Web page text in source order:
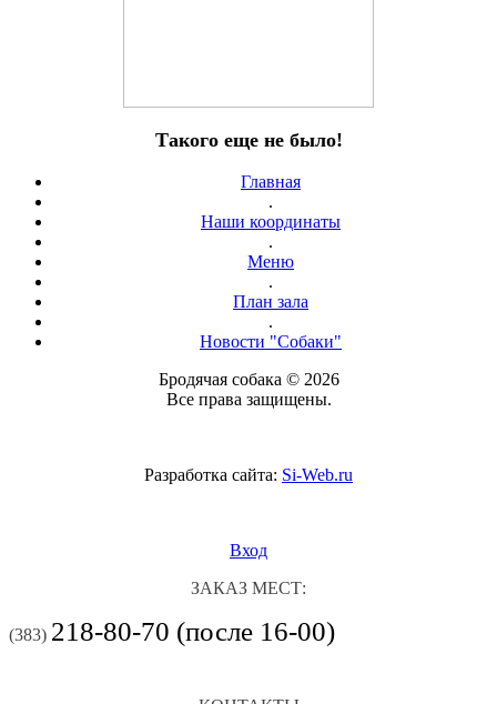
Такого еще не было!
Главная
.
Наши координаты
.
Меню
.
План зала
.
Новости "Собаки"
Бродячая собака © 2026
Все права защищены.
Разработка сайта: Si-Web.ru
Вход
ЗАКАЗ МЕСТ:
(383) 218-80-70 (после 16-00)